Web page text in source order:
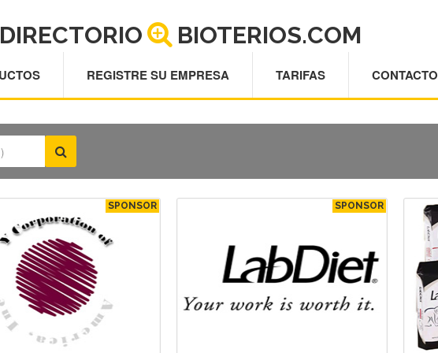
DIRECTORIO BIOTERIOS.COM
REGISTRE SU EMPRESA TARIFAS CONTACTO
SPONSOR SPONSOR